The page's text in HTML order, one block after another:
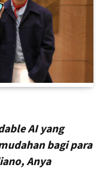
AI yang
bagi para
Anya